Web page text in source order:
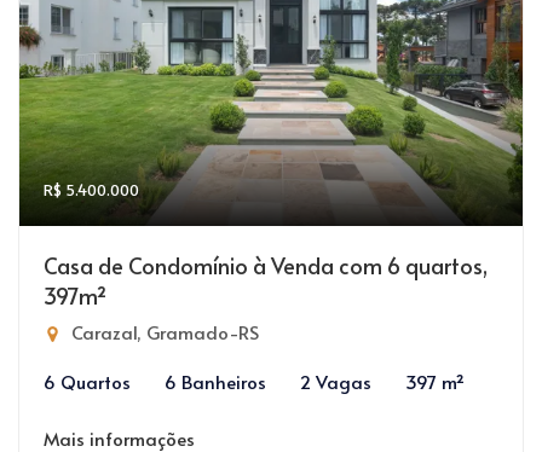
R$ 5.400.000
Casa de Condomínio à Venda com 6 quartos,
397m²
Carazal, Gramado-RS
6 Quartos
6 Banheiros 2 Vagas 397 m²
Mais informações